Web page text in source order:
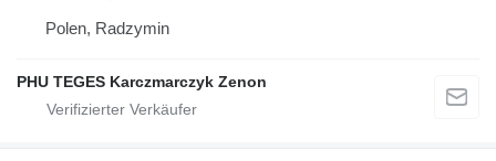
Polen, Radzymin
PHU TEGES Karczmarczyk Zenon